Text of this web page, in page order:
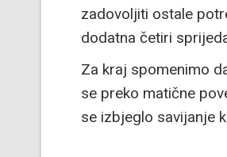
zadovoljiti ostale
dodatna četiri
Za kraj spomenimo
se preko matične
se izbjeglo savijanje